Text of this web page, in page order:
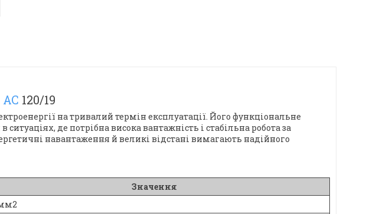
АС 120/19
на тривалий термін експлуатації. Його функціональне
де потрібна висока вантажність і стабільна робота за
навантаження й великі відстані вимагають надійного
Значення